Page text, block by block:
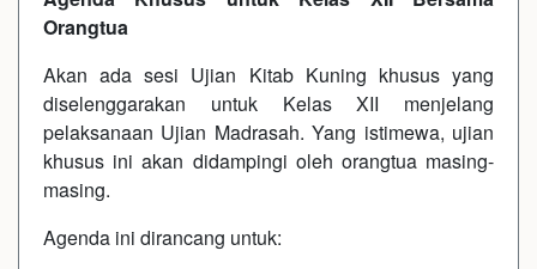
Orangtua
Akan ada sesi Ujian Kitab Kuning khusus yang
diselenggarakan untuk Kelas XII menjelang
pelaksanaan Ujian Madrasah. Yang istimewa, ujian
khusus ini akan didampingi oleh orangtua masing-
masing.
Agenda ini dirancang untuk: